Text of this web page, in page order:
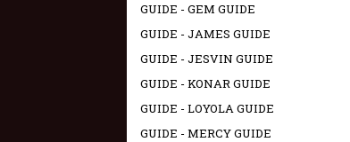
GUIDE - GEM GUIDE
GUIDE - JAMES GUIDE
GUIDE - JESVIN GUIDE
GUIDE - KONAR GUIDE
GUIDE - LOYOLA GUIDE
GUIDE - MERCY GUIDE